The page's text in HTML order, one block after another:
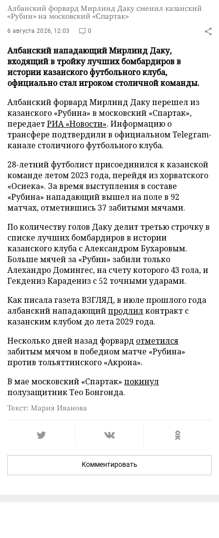
Албанский форвард Мирлинд Даку сменил казанский
«Рубин» на московский «Спартак»
6 августа 2026, 12:03 0
Албанский нападающий Мирлинд Даку,
входящий в тройку лучших бомбардиров в
истории казанского футбольного клуба,
официально стал игроком столичной команды.
Албанский форвард Мирлинд Даку перешел из
казанского «Рубина» в московский «Спартак»,
передаетРИА «Новости». Информацию о
трансфере подтвердили в официальном Telegram-
канале столичного футбольного клуба.
28-летний футболист присоединился к казанской
команде летом 2023 года, перейдя из хорватского
«Осиека». За время выступления в составе
«Рубина» нападающий вышел на поле в 92
матчах, отметившись 37 забитыми мячами.
По количеству голов Даку делит третью строчку в
списке лучших бомбардиров в истории
казанского клуба с Александром Бухаровым.
Больше мячей за «Рубин» забили только
Алехандро Домингес, на счету которого 43 гола, и
Гекдениз Карадениз с 52 точными ударами.
Как писала газета ВЗГЛЯД, в июле прошлого года
албанский нападающийпродлилконтракт с
казанским клубом до лета 2029 года.
Несколько дней назад форвард отметился
забитым мячом в победном матче «Рубина»
против тольяттинского «Акрона».
В мае московский «Спартак» покинул
полузащитник Тео Бонгонда.
Текст: Мария Иванова
Комментировать